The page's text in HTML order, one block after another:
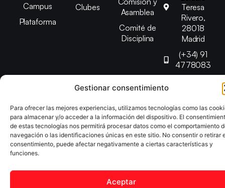
Gestionar consentimiento
Para ofrecer las mejores experiencias, utilizamos tecnologías como las
para almacenar y/o acceder a la información del dispositivo. El
de estas tecnologías nos permitirá procesar datos como el comportamiento
navegación o las identificaciones únicas en este sitio. No consentir o retirar
consentimiento, puede afectar negativamente a ciertas características y
funciones.
Aceptar
Campus
Plataforma
Clubes
Asamblea
Comité de
Disciplina
Teresa
Rivero,
28018
Madrid
(+34) 91
4778083
Copyright © 2025 Federación Madrileña de Tenis de Mesa |
Desarrollado porTOOOLS
Aviso Legal Política de Cookies